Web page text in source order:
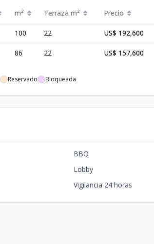
m² Terraza m² Precio
100 22 US$ 192,600
86 22 US$ 157,600
Reservado Bloqueada
BBQ
Lobby
Vigilancia 24 horas